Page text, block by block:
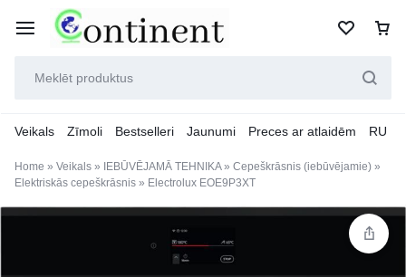
Veikals Zīmoli Bestselleri Jaunumi Preces ar atlaidēm RU
Home » Veikals » IEBŪVĒJAMĀ TEHNIKA» Cepeškrāsnis (iebūvējamie) »
Elektriskās cepeškrāsnis » Electrolux EOE9P3XT